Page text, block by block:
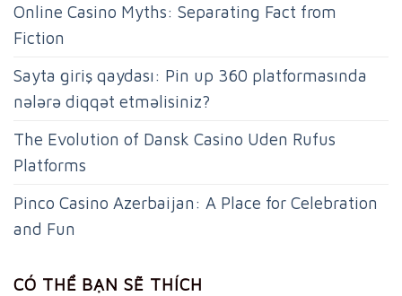
Online Casino Myths: Separating Fact from
Fiction
Sayta giriş qaydası: Pin up 360 platformasında
nələrə diqqət etməlisiniz?
The Evolution of Dansk Casino Uden Rufus
Platforms
Pinco Casino Azerbaijan: A Place for Celebration
and Fun
CÓ THỂ BẠN SẼ THÍCH